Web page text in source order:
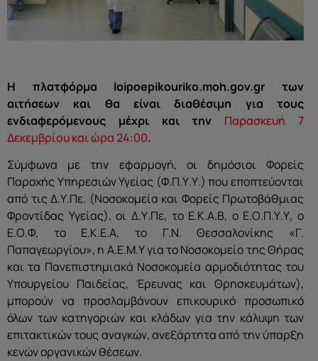
Η πλατφόρμα loipoepikouriko.moh.gov.gr των
αιτήσεων και θα είναι διαθέσιμη για τους
ενδιαφερόμενους μέχρι και την Παρασκευή 7
Δεκεμβρίου και ώρα 24:00.
Σύμφωνα με την εφαρμογή, οι δημόσιοι Φορείς
Παροχής Υπηρεσιών Υγείας (Φ.Π.Υ.Υ.) που εποπτεύονται
από τις Δ.Υ.Πε. (Νοσοκομεία και Φορείς Πρωτοβάθμιας
Φροντίδας Υγείας), οι Δ.Υ.Πε, το Ε.Κ.Α.Β, ο Ε.Ο.Π.Υ.Υ, ο
Ε.Ο.Φ, το Ε.Κ.Ε.Α, το Γ.Ν. Θεσσαλονίκης «Γ.
Παπαγεωργίου», η Α.Ε.Μ.Υ για το Νοσοκομείο της Θήρας
και τα Πανεπιστημιακά Νοσοκομεία αρμοδιότητας του
Υπουργείου Παιδείας, Έρευνας και Θρησκευμάτων),
μπορούν να προσλαμβάνουν επικουρικό προσωπικό
όλων των κατηγοριών και κλάδων για την κάλυψη των
επιτακτικών τους αναγκών, ανεξάρτητα από την ύπαρξη
κενών οργανικών θέσεων.